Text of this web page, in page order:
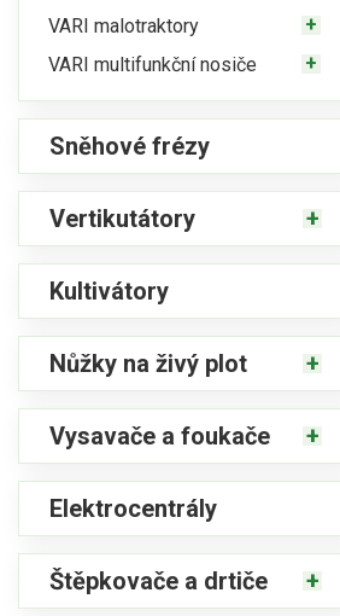
VARI malotraktory
VARI multifunkční nosiče
Sněhové frézy
Vertikutátory
Kultivátory
Nůžky na živý plot
Vysavače a foukače
Elektrocentrály
Štěpkovače a drtiče